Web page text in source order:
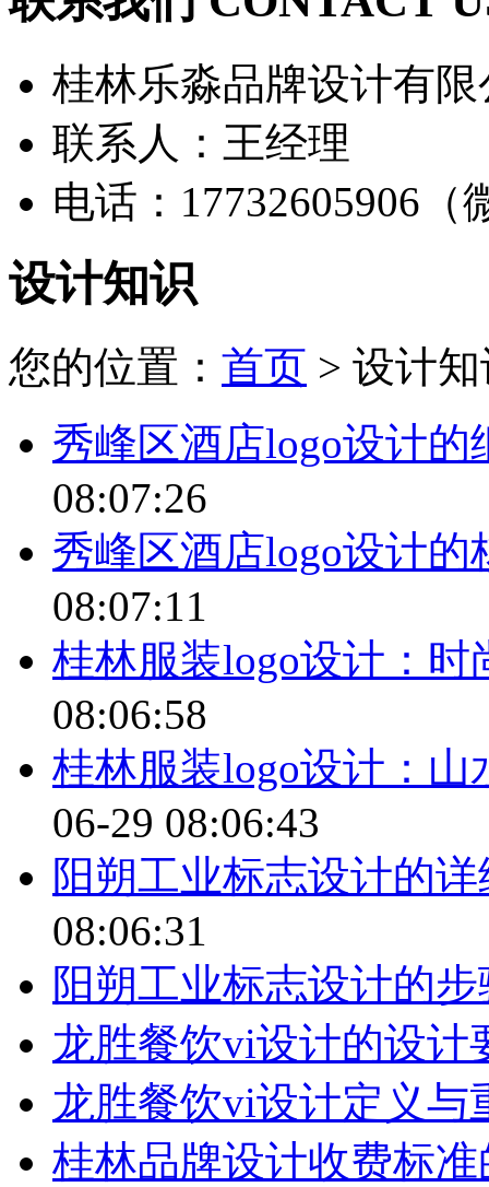
桂林乐淼品牌设计有限
联系人：王经理
电话：17732605906（
设计知识
您的位置： 首页 > 设计
秀峰区酒店logo设计的
08:07:26
秀峰区酒店logo设计的
08:07:11
桂林服装logo设计：
08:06:58
桂林服装logo设计：
06-29 08:06:43
阳朔工业标志设计的
08:06:31
阳朔工业标志设计的
龙胜餐饮vi设计的设计
龙胜餐饮vi设计定义与
桂林品牌设计收费标